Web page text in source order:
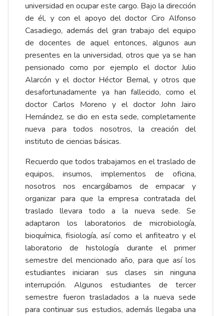
universidad en ocupar este cargo. Bajo la dirección
de él, y con el apoyo del doctor Ciro Alfonso
Casadiego, además del gran trabajo del equipo
de docentes de aquel entonces, algunos aun
presentes en la universidad, otros que ya se han
pensionado como por ejemplo el doctor Julio
Alarcón y el doctor Héctor Bernal, y otros que
desafortunadamente ya han fallecido, como el
doctor Carlos Moreno y el doctor John Jairo
Hernández, se dio en esta sede, completamente
nueva para todos nosotros, la creación del
instituto de ciencias básicas.
Recuerdo que todos trabajamos en el traslado de
equipos, insumos, implementos de oficina,
nosotros nos encargábamos de empacar y
organizar para que la empresa contratada del
traslado llevara todo a la nueva sede. Se
adaptaron los laboratorios de microbiología,
bioquímica, fisiología, así como el anfiteatro y el
laboratorio de histología durante el primer
semestre del mencionado año, para que así los
estudiantes iniciaran sus clases sin ninguna
interrupción. Algunos estudiantes de tercer
semestre fueron trasladados a la nueva sede
para continuar sus estudios, además llegaba una